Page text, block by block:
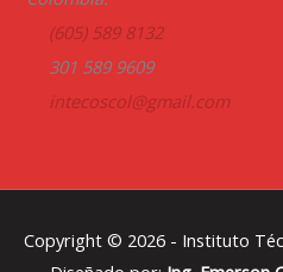
(605) 589 8132
301 589 9609
intecoscol@gmail.com
Copyright © 2026 - Instituto